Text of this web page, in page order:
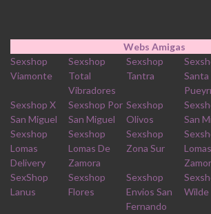
Webs Amigas
Sexshop
Viamonte
Sexshop
Total
Vibradores
Sexshop
Tantra
Santa
Sexshop X
San Miguel
Sexshop Por
San Miguel
Sexshop
Olivos
San
Sexshop
Lomas
Delivery
Sexshop
Lomas De
Zamora
Sexshop
Zona Sur
SexShop
Lanus
Sexshop
Flores
Sexshop
Envios San
Fernando
Wilde